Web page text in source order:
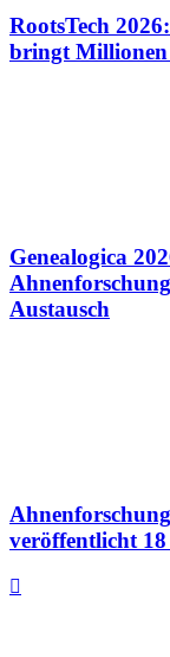
RootsTech
bringt Millionen
Genealogica
Austausch
veröffentlicht